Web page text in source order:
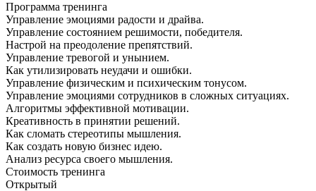
Программа тренинга
Управление эмоциями радости и драйва.
Управление состоянием решимости, победителя.
Настрой на преодоление препятствий.
Управление тревогой и унынием.
Как утилизировать неудачи и ошибки.
Управление физическим и психическим тонусом.
Управление эмоциями сотрудников в сложных ситуациях.
Алгоритмы эффективной мотивации.
Креативность в принятии решений.
Как сломать стереотипы мышления.
Как создать новую бизнес идею.
Анализ ресурса своего мышления.
Стоимость тренинга
Открытый